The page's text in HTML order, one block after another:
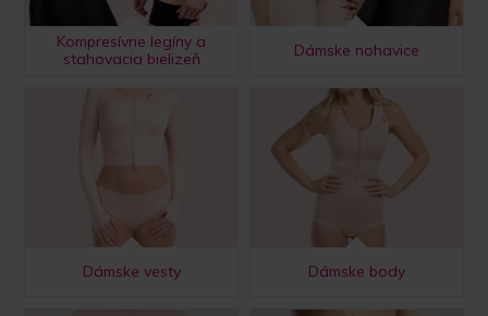
Kompresívne legíny a
stahovacia bielizeň
Dámske nohavice
Dámske vesty Dámske body